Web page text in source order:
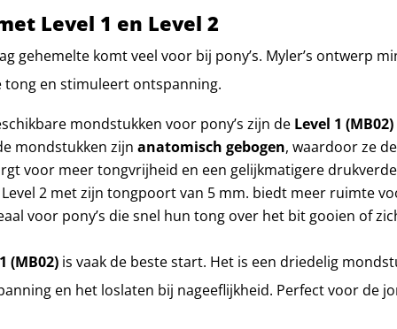
Level 1 en Level 2
gehemelte komt veel voor bij pony’s. Myler’s ontwerp
en stimuleert ontspanning.
mondstukken voor pony’s zijn de Level 1 (MB02)
mondstukken zijn anatomisch gebogen, waardoor ze
voor meer tongvrijheid en een gelijkmatigere
2 met zijn tongpoort van 5 mm. biedt meer ruimte
voor pony’s die snel hun tong over het bit gooien of
(MB02)is vaak de beste start. Het is een driedelig
en het loslaten bij nageeflijkheid. Perfect voor de